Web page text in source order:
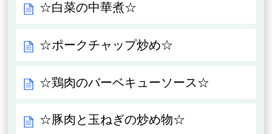
☆白菜の中華煮☆
☆ポークチャップ炒め☆
☆鶏肉のバーベキューソース☆
☆豚肉と玉ねぎの炒め物☆